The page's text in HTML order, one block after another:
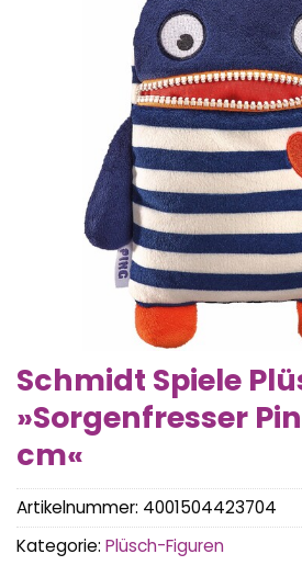
Schmidt Spiele
»Sorgenfresser
cm«
Artikelnummer: 4001504423704
Kategorie: Plüsch-Figuren